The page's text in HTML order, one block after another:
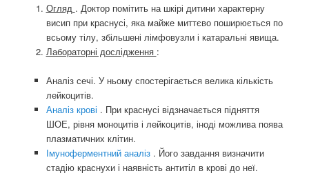
Огляд . Доктор помітить на шкірі дитини характерну
висип при краснусі, яка майже миттєво поширюється по
всьому тілу, збільшені лімфовузли і катаральні явища.
Лабораторні дослідження :
Аналіз сечі. У ньому спостерігається велика кількість
лейкоцитів.
Аналіз крові . При краснусі відзначається підняття
ШОЕ, рівня моноцитів і лейкоцитів, іноді можлива поява
плазматичних клітин.
Імуноферментний аналіз . Його завдання визначити
стадію краснухи і наявність антитіл в крові до неї.